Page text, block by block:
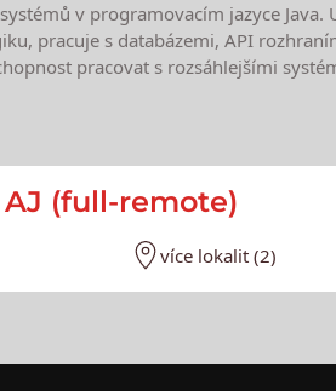
v programovacím jazyce
pracuje s databázemi, API
pracovat s rozsáhlejšími
práce
(full-remote)
více lokalit (2)